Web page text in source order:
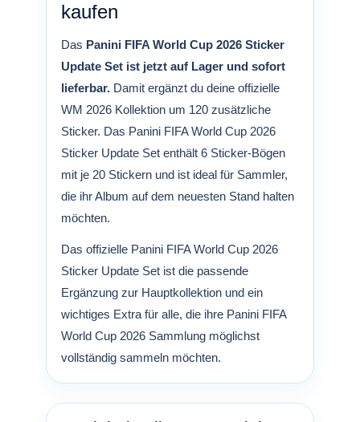
kaufen
Das Panini FIFA World Cup 2026 Sticker
Update Set ist jetzt auf Lager und sofort
lieferbar. Damit ergänzt du deine offizielle
WM 2026 Kollektion um 120 zusätzliche
Sticker. Das Panini FIFA World Cup 2026
Sticker Update Set enthält 6 Sticker-Bögen
mit je 20 Stickern und ist ideal für Sammler,
die ihr Album auf dem neuesten Stand halten
möchten.
Das offizielle Panini FIFA World Cup 2026
Sticker Update Set ist die passende
Ergänzung zur Hauptkollektion und ein
wichtiges Extra für alle, die ihre Panini FIFA
World Cup 2026 Sammlung möglichst
vollständig sammeln möchten.